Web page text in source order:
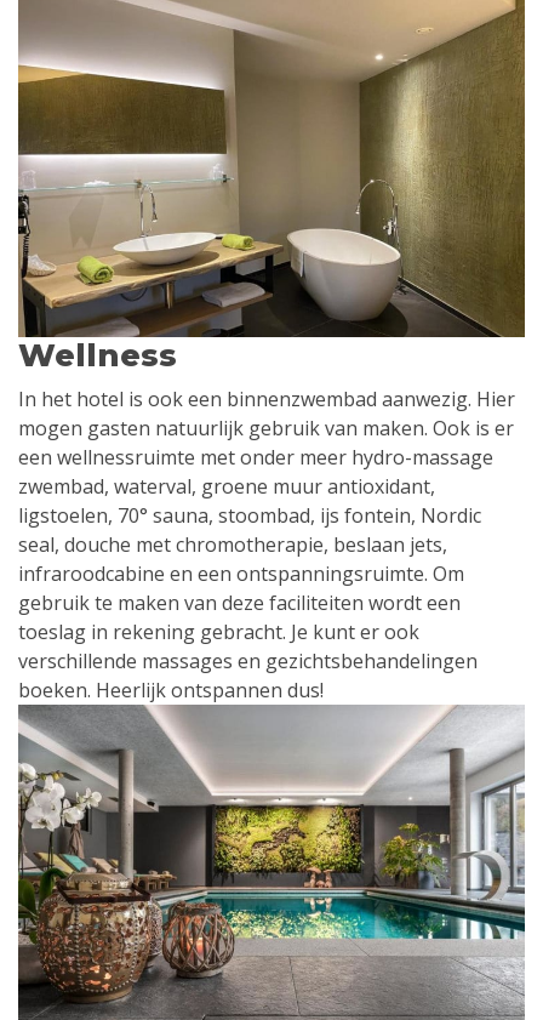
Wellness
In het hotel is ook een binnenzwembad aanwezig. Hier
mogen gasten natuurlijk gebruik van maken. Ook is er
een wellnessruimte met onder meer hydro-massage
zwembad, waterval, groene muur antioxidant,
ligstoelen, 70° sauna, stoombad, ijs fontein, Nordic
seal, douche met chromotherapie, beslaan jets,
infraroodcabine en een ontspanningsruimte. Om
gebruik te maken van deze faciliteiten wordt een
toeslag in rekening gebracht. Je kunt er ook
verschillende massages en gezichtsbehandelingen
boeken. Heerlijk ontspannen dus!